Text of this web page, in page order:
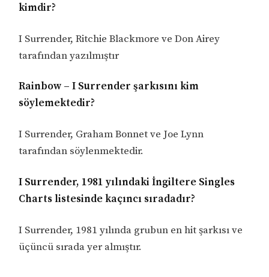
kimdir?
I Surrender, Ritchie Blackmore ve Don Airey
tarafından yazılmıştır
Rainbow – I Surrender şarkısını kim
söylemektedir?
I Surrender, Graham Bonnet ve Joe Lynn
tarafından söylenmektedir.
I Surrender, 1981 yılındaki İngiltere Singles
Charts listesinde kaçıncı sıradadır?
I Surrender, 1981 yılında grubun en hit şarkısı ve
üçüncü sırada yer almıştır.